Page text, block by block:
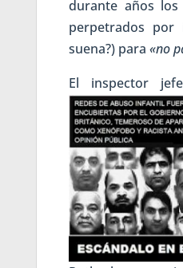
durante años los
perpetrados por
suena?) para «no
El inspector